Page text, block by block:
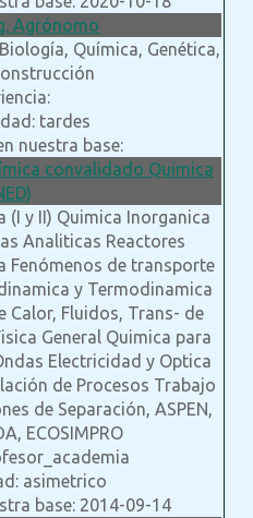
Agrónomo
Química, Genética,
tardes
nuestra base:
convalidado Quimica
(I y II) Quimica Inorganica
Analiticas Reactores
Fenómenos de transporte
y Termodinamica
Calor, Fluidos, Trans- de
General Quimica para
Electricidad y Optica
de Procesos Trabajo
de Separación, ASPEN,
ECOSIMPRO
asimetrico
base: 2014-09-14